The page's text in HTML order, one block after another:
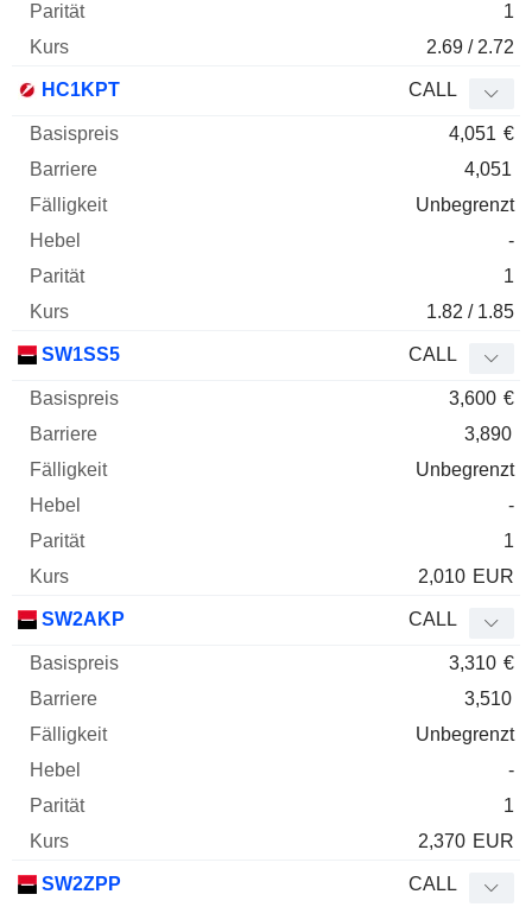
1
2.69 / 2.72
HC1KPT CALL
4,051 €
4,051
Unbegrenzt
-
1
1.82 / 1.85
SW1SS5 CALL
3,600 €
3,890
Unbegrenzt
-
1
2,010 EUR
SW2AKP CALL
3,310 €
3,510
Unbegrenzt
-
1
2,370 EUR
SW2ZPP CALL